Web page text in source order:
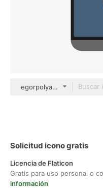
egorpolyakov Others
Solicitud icono gratis
Licencia de Flaticon
Gratis para uso personal o
información